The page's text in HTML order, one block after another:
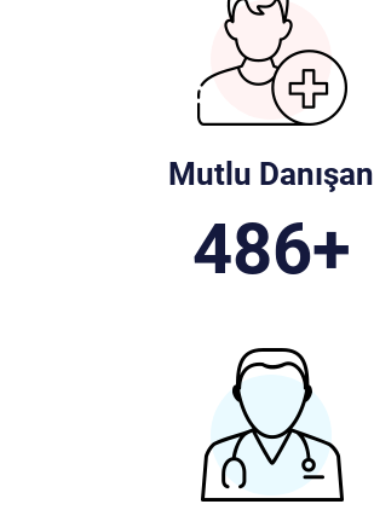
Mutlu Danışan
486+